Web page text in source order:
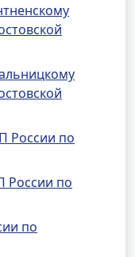
России по
России по
по